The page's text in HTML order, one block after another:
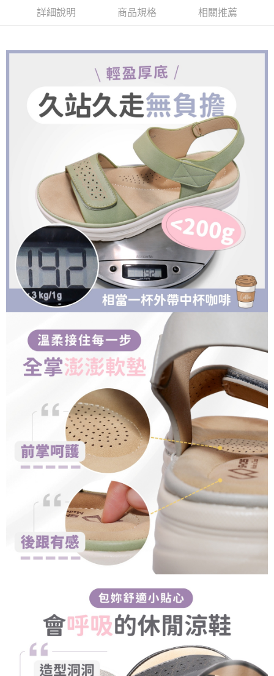
１．於結帳方式選擇「AFTEE先享後付」後，將跳轉至「AFTEE先享後付」
３．收到繳費通知簡訊後14天內，點擊此簡訊中的連結，可透過四大超商／
※ 請注意：結帳手續完成當下不需立刻繳費，但若您需要取消訂單，請聯絡
購買商品的店家。未經商家同意取消之訂單仍視為有效，需透過AFTEE先享
後付繳納相關費用。
※ 交易是否成功請以「AFTEE先享後付 」之結帳頁面顯示為準，若有關於
是否繳費成功／繳費後需取消欲退款等相關疑問，請聯繫「AFTEE先享後付
https://netprotections.freshdesk.com/support/home
１．透過由恩沛科技股份有限公司提供之「AFTEE先享後付」服務完成之交
易，需依本服務之必要範圍內提供個人資料，並將交易相關給付款項請求債
權轉讓予恩沛科技股份有限公司。
２．關於個人資料處理事宜，請瀏覽以下網址：
https://aftee.tw/terms/#terms3
３．未成年的使用者請事先徵得法定代理人或監護人之同意方可使用
「AFTEE先享後付」，若未經同意申辦者引起之損失，本公司不負相關責
任。
４．使用「AFTEE先享後付」時，將依據個別帳號之用戶狀況，依本公司即
時審查核予不同之上限額度；若仍有額度不足之情形，本公司將視審查結果
請求用戶進行身份認證。
５．嚴禁一人註冊多個帳號或使用他人資訊註冊。若發現惡意使用之情形，
恩沛科技股份有限公司將有權停止該用戶之使用額度並採取法律行動。
每筆NT$60，滿NT$888(含以上)免運費
付款後7-11取貨
每筆NT$60，滿NT$888(含以上)免運費
每筆NT$100，滿NT$999(含以上)免運費
詳細說明 商品規格 相關推薦